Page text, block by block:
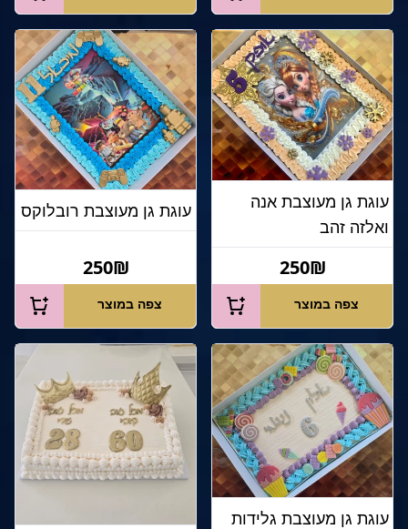
עוגת גן מעוצבת אנה
ואלזה זהב
250₪
צפה במוצר
עוגת גן מעוצבת רובלוקס
250₪
צפה במוצר
עוגת גן מעוצבת גלידות